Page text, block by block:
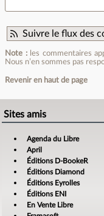
Suivre le flux des
Note :les commentaires
Nous n’en sommes pas
Revenir en haut de page
Sites amis
Agenda du Libre
April
Éditions D-BookeR
Éditions Diamond
Éditions Eyrolles
Éditions ENI
En Vente Libre